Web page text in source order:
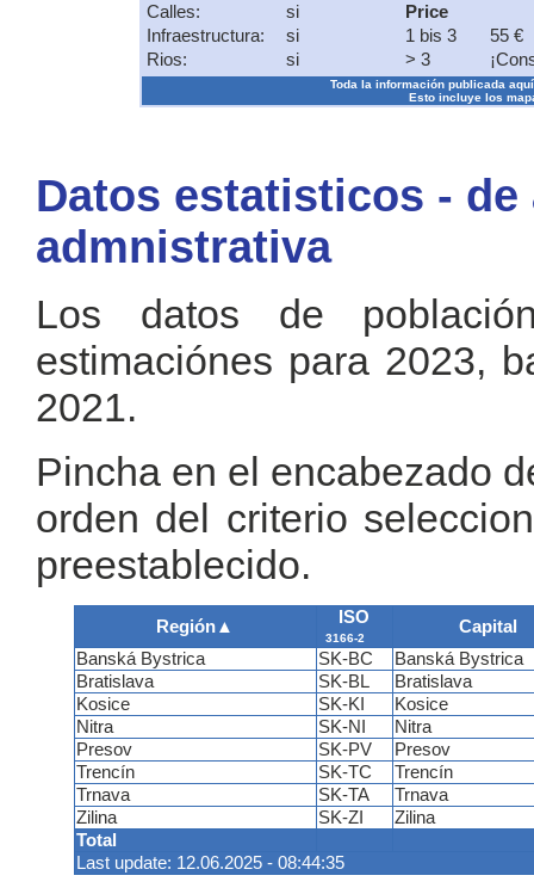
Calles:
si
Infraestructura:
si
Rios:
si
Price
1 bis 3
55 €
> 3
Toda la información publicada
Esto incluye los
Datos estatisticos -
admnistrativa
Los datos de
estimaciónes para 2023,
2021.
Pincha en el encabezado
orden del criterio
preestablecido.
Región▲ ISO
3166-2
Capital
Total
Last update: 12.06.2025 - 08:44:35
Banská Bystrica SK-BC
Banská Bystrica
Bratislava
SK-BL
Bratislava
Kosice
SK-KI
Kosice
Nitra
SK-NI
Nitra
Presov
SK-PV
Presov
Trencín
SK-TC
Trencín
Trnava
SK-TA
Trnava
Zilina
SK-ZI Zilina